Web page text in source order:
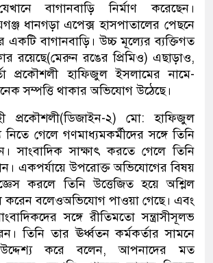
বাগানবাড়ি নির্মাণ করেছেন।
ধানগড়া এপেক্স হাসপাতালের পেছনে
একটি বাগানবাড়ি। উচ্চ মূল্যের ব্যক্তিগত
রয়েছে(মেরুন রঙের প্রিমিও) এছাড়াও,
প্রকৌশলী হাফিজুল ইসলামের নামে-
সম্পত্তি থাকার অভিযোগ উঠেছে।
প্রকৌশলী(ডিজাইন-২) মো: হাফিজুল
গেলে গণমাধ্যমকর্মীদের সঙ্গে তিনি
সাংবাদিক সাক্ষাৎ করতে গেলে তিনি
একপর্যায়ে উপরোক্ত অভিযোগের বিষয়
করলে তিনি উত্তেজিত হয়ে অশ্লিল
করেন বলেওঅভিযোগ পাওয়া গেছে। এবং
সঙ্গে রীতিমতো সন্ত্রাসীসূলভ
তিনি তার ঊর্ধ্বতন কর্মকর্তার সামনে
উদ্দেশ্য করে বলেন, আপনাদের মত